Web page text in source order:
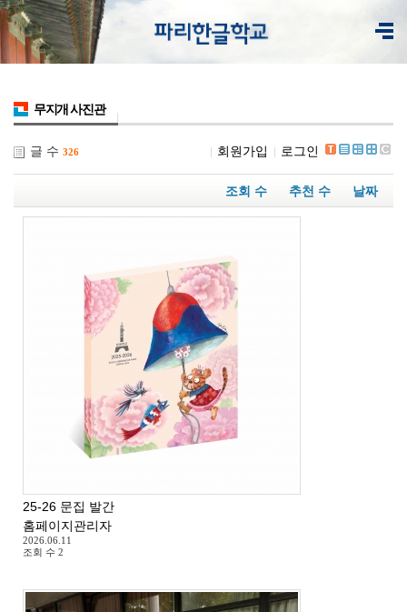
무지개 사진관
글 수 326 회원가입 로그인
조회 수 추천 수 날짜
25-26 문집 발간
홈페이지관리자
2026.06.11
조회 수 2